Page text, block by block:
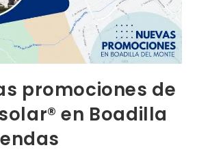
promociones de
en Boadilla